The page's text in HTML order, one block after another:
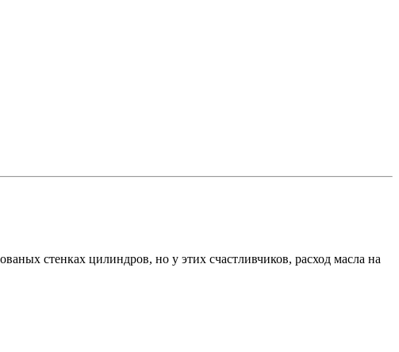
стенках цилиндров, но у этих счастливчиков, расход масла на